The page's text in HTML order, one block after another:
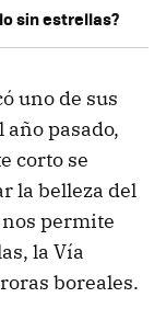
sin estrellas?
uno de sus
pasado,
corto se
la belleza del
permite
la Vía
boreales.